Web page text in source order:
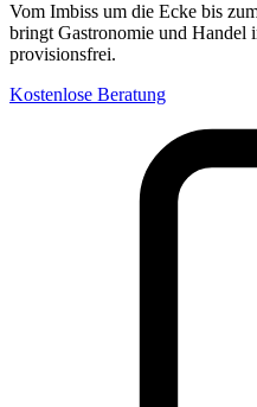
Vom Imbiss um die Ecke bis
bringt Gastronomie und Handel
provisionsfrei.
Kostenlose Beratung